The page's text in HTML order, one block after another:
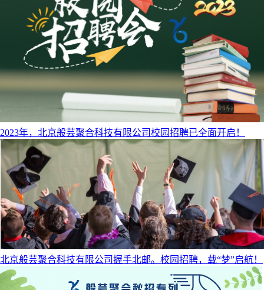
​2023年，北京般芸聚合科技有限公司校园招聘已全面开启！
北京般芸聚合科技有限公司握手北邮。校园招聘，载“梦”启航！